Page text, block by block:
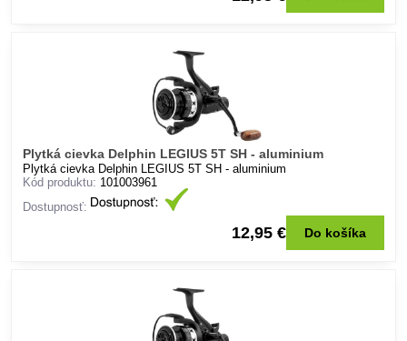
Plytká cievka Delphin LEGIUS 5T SH - aluminium
Plytká cievka Delphin LEGIUS 5T SH - aluminium
Kód produktu: 101003961
Dostupnosť:
12,95 € Do košíka